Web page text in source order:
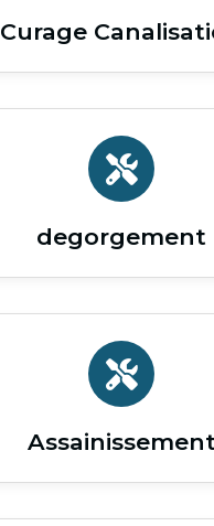
Curage
degorgement
Assainissement